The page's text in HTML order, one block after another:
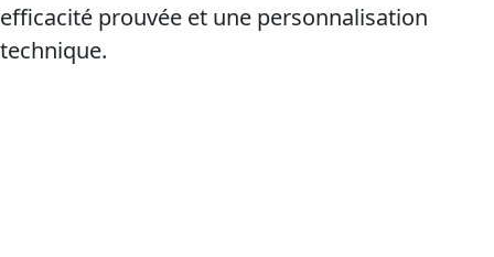
efficacité prouvée et une personnalisation
technique.